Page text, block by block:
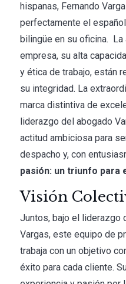
hispanas, Fernando
perfectamente el
bilingüe en su oficina.
empresa, su alta
y ética de trabajo, están
su integridad. La
marca distintiva de
liderazgo del abogado
actitud ambiciosa para
despacho y, con
pasión: un triunfo para
Visión
Juntos, bajo el liderazgo
Vargas, este equipo de
trabaja con un objetivo
éxito para cada cliente.